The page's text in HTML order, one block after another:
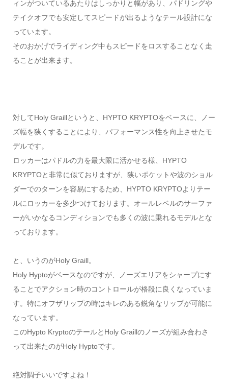
ィンがついているあたりはしっかりと幅があり、パドリングや
テイクオフでも安定してスピードが出るようなテール設計にな
っています。
そのおかげでライディング中もスピードをロスすることなく走
ることが出来ます。
対してHoly Graillというと、HYPTO KRYPTOをベースに、ノー
ズ幅を狭くすることにより、パフォーマンス性を向上させたモ
デルです。
ロッカーはパドルの力を最大限に活かせる様、HYPTO
KRYPTOと非常に似ておりますが、狭いポケットや波のショル
ダーでのターンを容易にするため、HYPTO KRYPTOよりテー
ルにロッカーを多少つけております。オールレベルのサーファ
ーがいかなるコンディションでも多くの波に乗れるモデルとな
っております。
と、いうのがHoly Graill。
Holy Hyptoがベースなのですが、ノーズエリアをシャープにす
ることでアクション時のコントロールが格段に良くなっていま
す。特にオフザリップの時はキレのある鋭角なリップが可能に
なっています。
このHypto KryptoのテールとHoly Graillのノーズが組み合わさ
って出来たのがHoly Hyptoです。
絶対調子いいですよね！